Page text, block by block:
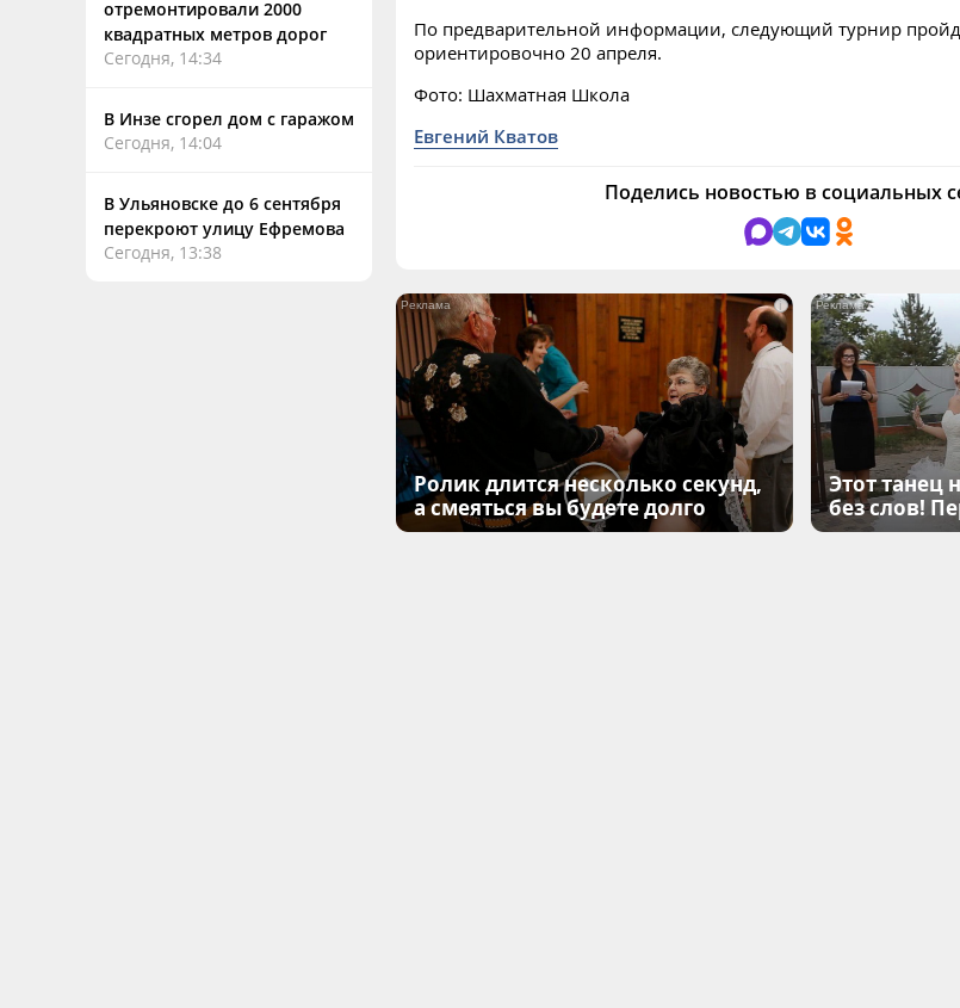
отремонтировали 2000
квадратных метров дорог
Сегодня, 14:34
В Инзе сгорел дом с гаражом
Сегодня, 14:04
В Ульяновске до 6 сентября
перекроют улицу Ефремова
Сегодня, 13:38
По предварительной информации, следующий турнир
ориентировочно 20 апреля.
Фото: Шахматная Школа
Евгений Кватов
Поделись новостью в социальных
i
Ролик длится несколько секунд,
а смеяться вы будете долго
Этот танец
без слов!